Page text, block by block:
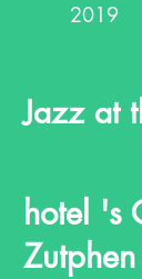
2019
Jazz at
hotel 's
Zutphen